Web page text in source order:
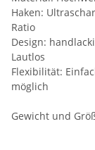
Haken:
Ratio
Design:
Lautlos
Flexibilität:
möglich
Gewicht und